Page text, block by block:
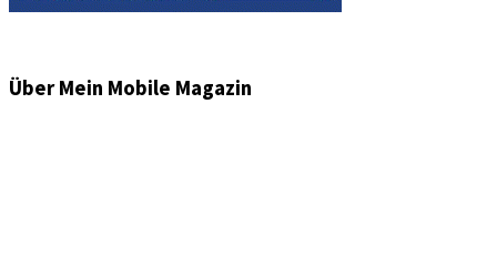
Über Mein Mobile Magazin